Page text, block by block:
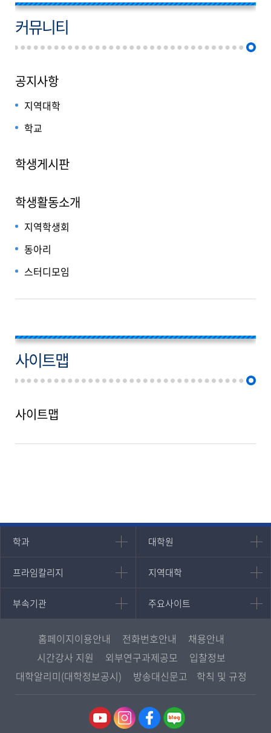
커뮤니티
공지사항
지역대학
학교
학생게시판
학생활동소개
지역학생회
동아리
스터디모임
사이트맵
사이트맵
학과
인문과학대학
국어국문학과
영어영문학과
일본학과
사회과학대학
대학원
대학원
대학원
경영대학원
프라임칼리지
프라임칼리지
학사학위과정
평생교육과정
지역대학
지역대학
지역대학 포털
서울지역대학
대구경북지역대학
인천지역대학
광주전남지역대학
울산지역대학
부속기관
부속기관
중앙도서관
원격교육혁신연구원
통합인문학연구소
디지털미디어센터
주요사이트
주요사이트
멘토링
진로심리상담
교육정보화본부
국립대학육성사업
홈페이지이용안내 전화번호안내
채용안내
시간강사 지원
외부연구과제공모
입찰정보
대학알리미(대학정보공시)
방송대신문고 학칙 및 규정